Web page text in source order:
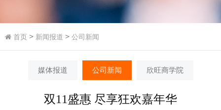
首页 > 新闻报道 > 公司新闻
媒体报道 公司新闻 欣旺商学院
双11盛惠 尽享狂欢嘉年华